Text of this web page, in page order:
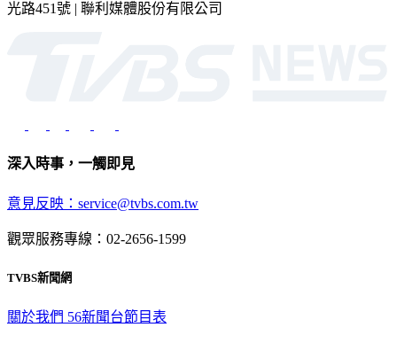
光路451號 | 聯利媒體股份有限公司
深入時事，一觸即見
意見反映：service@tvbs.com.tw
觀眾服務專線：02-2656-1599
TVBS新聞網
關於我們 56新聞台節目表